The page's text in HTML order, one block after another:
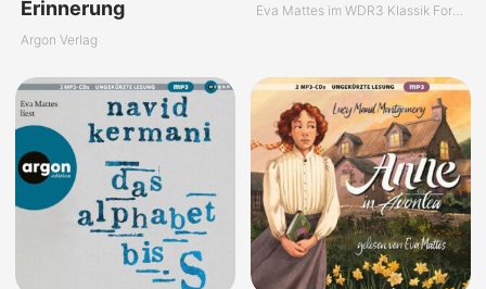
Erinnerung
Argon Verlag
Eva Mattes im WDR3 Klassik Forum